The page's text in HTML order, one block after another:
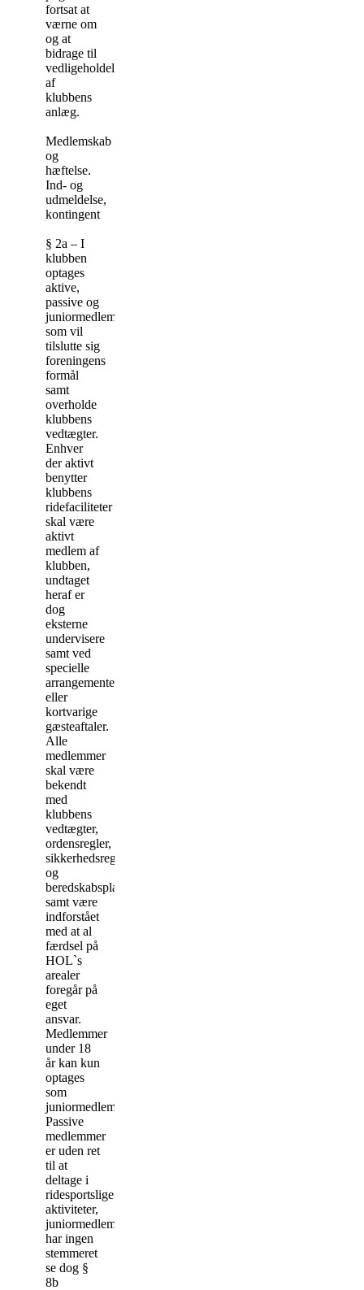
fortsat at
værne om
og at
bidrage til
vedligeholdelsen
af
klubbens
anlæg.
Medlemskab
og
hæftelse.
Ind- og
udmeldelse,
kontingent
§ 2a – I
klubben
optages
aktive,
passive og
juniormedlemmer,
som vil
tilslutte sig
foreningens
formål
samt
overholde
klubbens
vedtægter.
Enhver
der aktivt
benytter
klubbens
ridefaciliteter
skal være
aktivt
medlem af
klubben,
undtaget
heraf er
dog
eksterne
undervisere
samt ved
specielle
arrangementer
eller
kortvarige
gæsteaftaler.
Alle
medlemmer
skal være
bekendt
med
klubbens
vedtægter,
ordensregler,
sikkerhedsregler
og
beredskabsplan
samt være
indforstået
med at al
færdsel på
HOL`s
arealer
foregår på
eget
ansvar.
Medlemmer
under 18
år kan kun
optages
som
juniormedlemmer.
Passive
medlemmer
er uden ret
til at
deltage i
ridesportslige
aktiviteter,
juniormedlemmerne
har ingen
stemmeret
se dog §
8b